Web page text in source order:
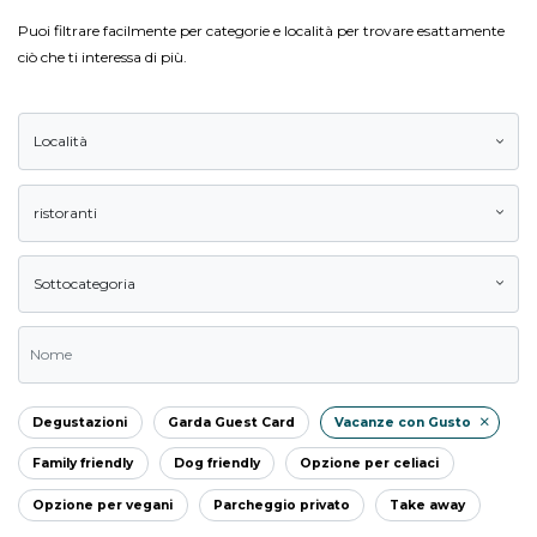
Puoi filtrare facilmente per categorie e località per trovare esattamente
ciò che ti interessa di più.
Località
ristoranti
Sottocategoria
Degustazioni Garda Guest Card Vacanze con Gusto
Family friendly Dog friendly Opzione per celiaci
Opzione per vegani Parcheggio privato Take away